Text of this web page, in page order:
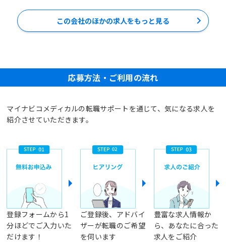
この会社のほかの求人をもっと見る
応募方法・ご利用の流れ
マイナビコメディカルの転職サポートを通じて、気になる求人を
紹介させていただきます。
登録フォームから1
分ほどでご入力いた
だけます！
ご登録後、アドバイ
ザーが転職のご希望
を伺います
豊富な求人情報か
ら、あなたに合った
求人をご紹介